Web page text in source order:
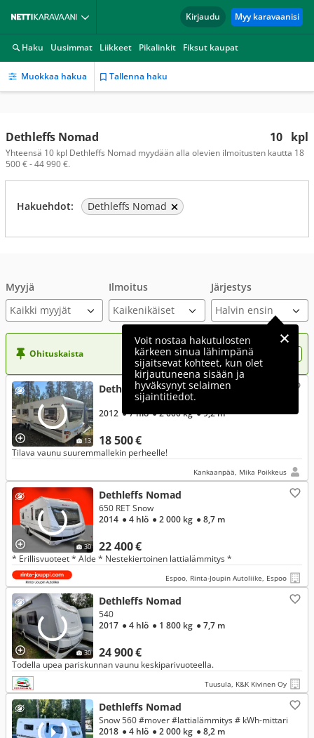
Kirjaudu Myy karavaanisi
Haku Uusimmat Liikkeet Pikalinkit Fiksut kaupat
Muokkaa hakua Tallenna haku
10 kpl
Dethleffs Nomad
Yhteensä 10 kpl Dethleffs Nomad myydään alla olevien ilmoitusten kautta 18
500 € - 44 990 €.
Hakuehdot: Dethleffs Nomad
Myyjä
Kaikki myyjät
Ilmoitus Järjestys
Voit nostaa hakutulosten
kärkeen sinua lähimpänä
sijaitsevat kohteet, kun olet
kirjautuneena sisään ja
hyväksynyt selaimen
sijaintitiedot.
Ohituskaista Nosta ilmoituksesi tähän?
13
Dethleffs Nomad
18 500 €
2012 ● 7 hlö● 2 000 kg● 9,2 m
Tilava vaunu suuremmallekin perheelle!
Kankaanpää, Mika Poikkeus
30
Dethleffs Nomad
22 400 €
650 RET Snow
2014 ● 4 hlö ● 2 000 kg ● 8,7 m
* Erillisvuoteet * Alde * Nestekiertoinen lattialämmitys *
Espoo, Rinta-Joupin Autoliike, Espoo
30
Dethleffs Nomad
24 900 €
540
2017 ● 4 hlö ● 1 800 kg ● 7,7 m
Todella upea pariskunnan vaunu keskiparivuoteella.
Tuusula, K&K Kivinen Oy
Dethleffs Nomad
Snow 560 #mover #lattialämmitys # kWh-mittari
2018 ● 4 hlö ● 2 000 kg ● 8,2 m